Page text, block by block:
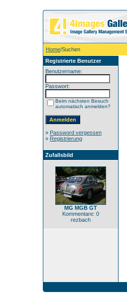
Home/Suchen
Registrierte Benutzer
Benutzername:
Passwort:
Beim nächsten Besuch
automatisch anmelden?
» Password vergessen
» Registrierung
Zufallsbild
MG MGB GT
Kommentare: 0
rezbach